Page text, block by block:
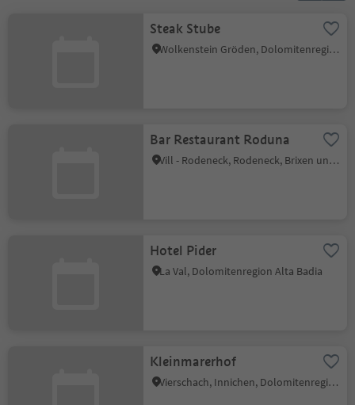
Steak Stube
Wolkenstein Gröden, Dolomitenregion Gröden
Bar Restaurant Roduna
Vill - Rodeneck, Rodeneck, Brixen und Umgebung
Hotel Pider
La Val, Dolomitenregion Alta Badia
Kleinmarerhof
Vierschach, Innichen, Dolomitenregion 3 Zinnen